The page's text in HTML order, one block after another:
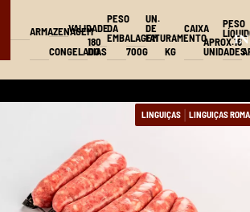
LOMBO
SUINO
ARMAZENAGEM
CONGELADO
VALIDADE
180
DIAS
PESO
DA
EMBALAGEM
700G
UN.
DE
FATURAMENTO
KG
CAIXA
APROX.16
UNIDADES
PESO
LINGUIÇAS| LINGUIÇAS